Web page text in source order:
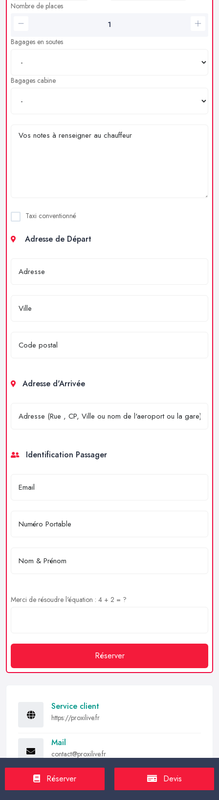
Nombre de places
Bagages en soutes
Bagages cabine
Taxi conventionné
Adresse de Départ
Adresse d'Arrivée
Identification Passager
Merci de résoudre l'équation : 4 + 2 = ?
Réserver
Service client
https://proxilive.fr
Mail
contact@proxilive.fr
PartagerRéserver Devis